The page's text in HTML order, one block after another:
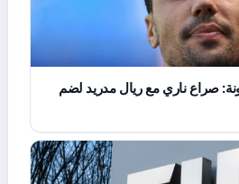
صراع ناري مع ريال مدريد لضم